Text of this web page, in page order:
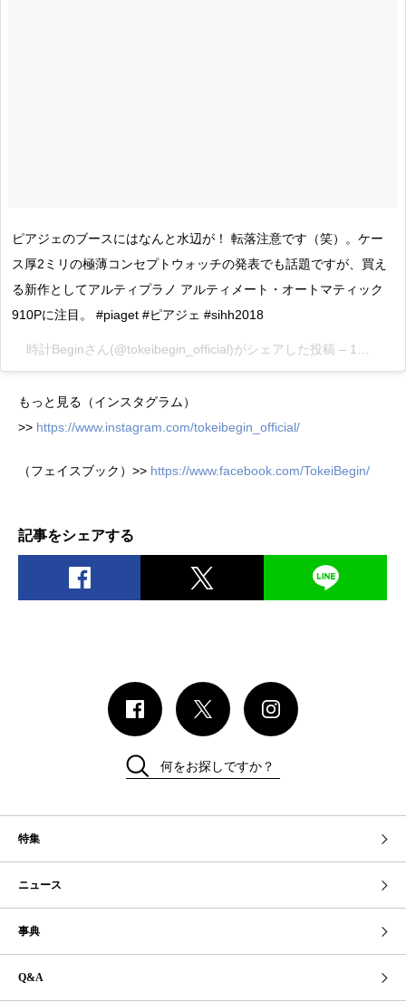
ピアジェのブースにはなんと水辺が！ 転落注意です（笑）。ケー
ス厚2ミリの極薄コンセプトウォッチの発表でも話題ですが、買え
る新作としてアルティプラノ アルティメート・オートマティック
910Pに注目。 #piaget #ピアジェ #sihh2018
時計Beginさん(@tokeibegin_official)がシェアした投稿 – 1月 15, 2018 at 7:25午前 PST
もっと見る（インスタグラム）
>> https://www.instagram.com/tokeibegin_official/
（フェイスブック）>> https://www.facebook.com/TokeiBegin/
記事をシェアする
特集
ニュース
事典
Q&A
何をお探しですか？